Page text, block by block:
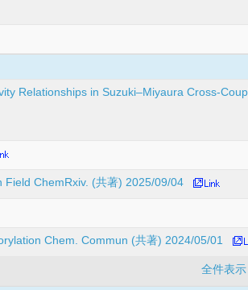
Relationships in Suzuki–Miyaura Cross-
ChemRxiv. (共著) 2025/09/04
Chem. Commun (共著) 2024/05/01
全件表示